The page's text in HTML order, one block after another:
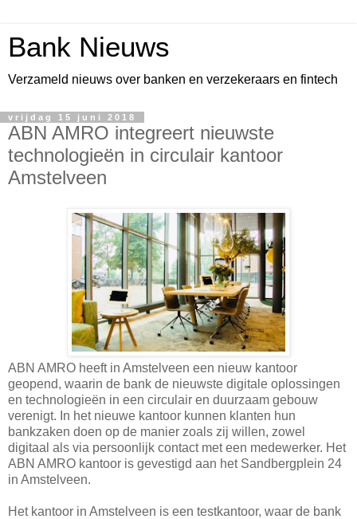
Bank Nieuws
Verzameld nieuws over banken en verzekeraars en fintech
vrijdag 15 juni 2018
ABN AMRO integreert nieuwste
technologieën in circulair kantoor
Amstelveen
ABN AMRO heeft in Amstelveen een nieuw kantoor
geopend, waarin de bank de nieuwste digitale oplossingen
en technologieën in een circulair en duurzaam gebouw
verenigt. In het nieuwe kantoor kunnen klanten hun
bankzaken doen op de manier zoals zij willen, zowel
digitaal als via persoonlijk contact met een medewerker. Het
ABN AMRO kantoor is gevestigd aan het Sandbergplein 24
in Amstelveen.
Het kantoor in Amstelveen is een testkantoor, waar de bank